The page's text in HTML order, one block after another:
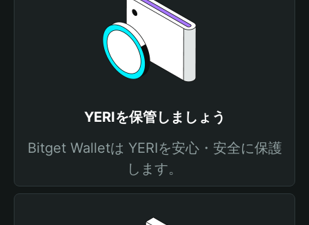
YERIを保管しましょう
Bitget Walletは YERIを安心・安全に保護
します。